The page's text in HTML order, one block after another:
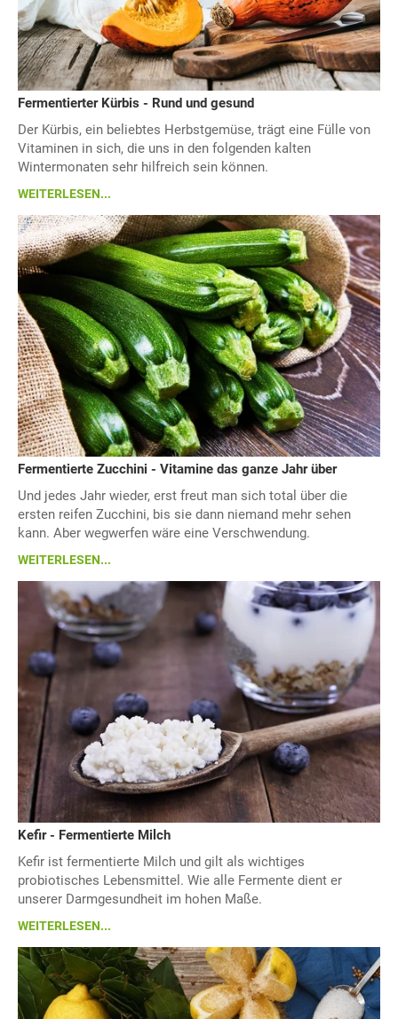
Fermentierter Kürbis - Rund und gesund
Der Kürbis, ein beliebtes Herbstgemüse, trägt eine Fülle von
Vitaminen in sich, die uns in den folgenden kalten
Wintermonaten sehr hilfreich sein können.
WEITERLESEN...
Fermentierte Zucchini - Vitamine das ganze Jahr über
Und jedes Jahr wieder, erst freut man sich total über die
ersten reifen Zucchini, bis sie dann niemand mehr sehen
kann. Aber wegwerfen wäre eine Verschwendung.
WEITERLESEN...
Kefir - Fermentierte Milch
Kefir ist fermentierte Milch und gilt als wichtiges
probiotisches Lebensmittel. Wie alle Fermente dient er
unserer Darmgesundheit im hohen Maße.
WEITERLESEN...